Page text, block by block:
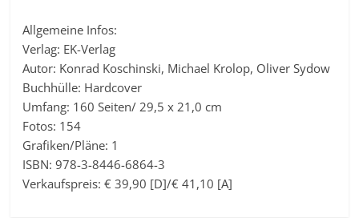
Allgemeine Infos:
Verlag: EK-Verlag
Autor: Konrad Koschinski, Michael Krolop, Oliver Sydow
Buchhülle: Hardcover
Umfang: 160 Seiten/ 29,5 x 21,0 cm
Fotos: 154
Grafiken/Pläne: 1
ISBN: 978-3-8446-6864-3
Verkaufspreis: € 39,90 [D]/€ 41,10 [A]